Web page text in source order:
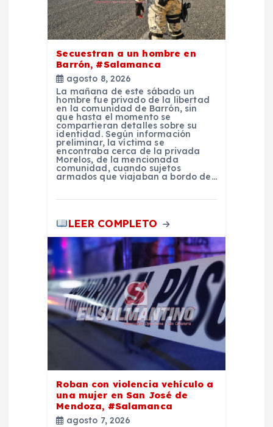
Secuestran a un hombre en
Barrón, #Salamanca
agosto 8, 2026
La mañana de este sábado un
hombre fue privado de la libertad
en la comunidad de Barrón, sin
que hasta el momento se
compartieran detalles sobre su
identidad. Según información
preliminar, la víctima se
encontraba cerca de la privada
Morelos, de la mencionada
comunidad, cuando sujetos
armados que viajaban a bordo de…
LEER COMPLETO
Roban con violencia vehículo a
una mujer en San José de
Mendoza, #Salamanca
agosto 7, 2026